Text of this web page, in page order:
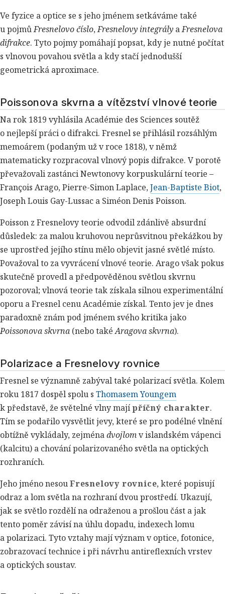
Ve fyzice a optice se s jeho jménem setkáváme také
u pojmůFresnelovo číslo,Fresnelovy integrály aFresnelova
difrakce. Tyto pojmy pomáhají popsat, kdy je nutné počítat
s vlnovou povahou světla a kdy stačí jednodušší
geometrická aproximace.
Poissonova skvrna a vítězství vlnové teorie
Na rok 1819 vyhlásila Académie des Sciences soutěž
o nejlepší práci o difrakci. Fresnel se přihlásil rozsáhlým
memoárem (podaným už v roce 1818), v němž
matematicky rozpracoval vlnový popis difrakce. V porotě
převažovali zastánci Newtonovy korpuskulární teorie –
François Arago, Pierre-Simon Laplace,Jean-Baptiste Biot,
Joseph Louis Gay-Lussac a Siméon Denis Poisson.
Poisson z Fresnelovy teorie odvodil zdánlivě absurdní
důsledek: za malou kruhovou neprůsvitnou překážkou by
se uprostřed jejího stínu mělo objevit jasné světlé místo.
Považoval to za vyvrácení vlnové teorie. Arago však pokus
skutečně provedl a předpověděnou světlou skvrnu
pozoroval; vlnová teorie tak získala silnou experimentální
oporu a Fresnel cenu Académie získal. Tento jev je dnes
paradoxně znám pod jménem svého kritika jako
Poissonova skvrna (nebo takéAragova skvrna).
Polarizace a Fresnelovy rovnice
Fresnel se významně zabýval také polarizací světla. Kolem
roku 1817 dospěl spolu s Thomasem Youngem
k představě, že světelné vlny majípříčný charakter.
Tím se podařilo vysvětlit jevy, které se pro podélné vlnění
obtížně vykládaly, zejménadvojlomv islandském vápenci
(kalcitu) a chování polarizovaného světla na optických
rozhraních.
Jeho jméno nesouFresnelovy rovnice, které popisují
odraz a lom světla na rozhraní dvou prostředí. Ukazují,
jak se světlo rozdělí na odraženou a prošlou část a jak
tento poměr závisí na úhlu dopadu, indexech lomu
a polarizaci. Tyto vztahy mají význam v optice, fotonice,
zobrazovací technice i při návrhu antireflexních vrstev
a optických soustav.